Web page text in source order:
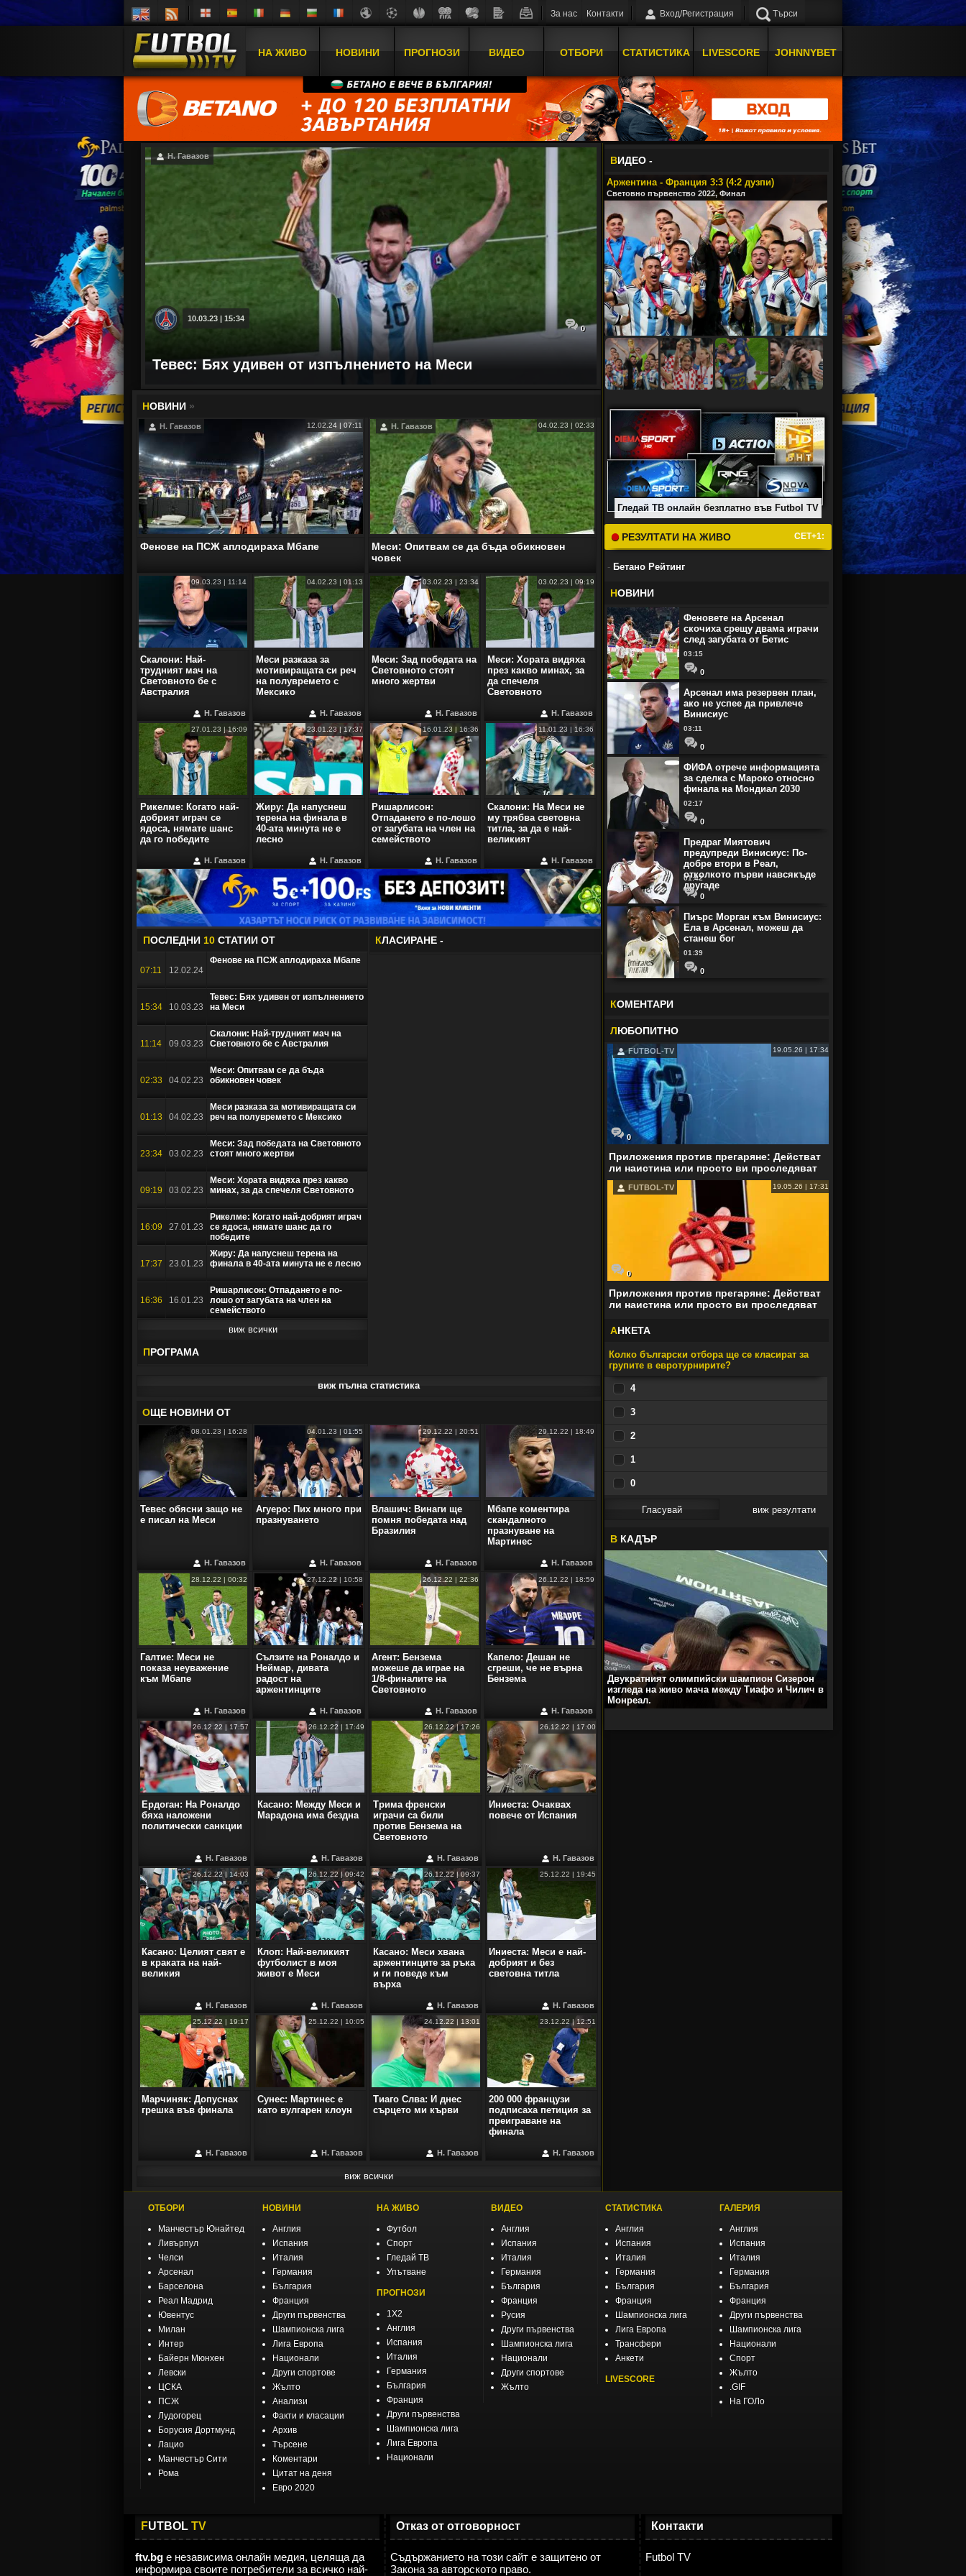
За нас Контакти Вход/Регистрация Търси
НА ЖИВО НОВИНИ ПРОГНОЗИ ВИДЕО ОТБОРИ СТАТИСТИКА LIVESCORE JOHNNYBET
Н. Гавазов
10.03.23 | 15:34
0
Тевес: Бях удивен от изпълнението на Меси
НОВИНИ »
Н. Гавазов 12.02.24 | 07:11
Фенове на ПСЖ аплодираха Мбапе
Н. Гавазов 04.02.23 | 02:33
Меси: Опитвам се да бъда обикновен
човек
Н. Гавазов
09.03.23 | 11:14
Скалони: Най-
трудният мач на
Световното бе с
Австралия
Н. Гавазов
04.02.23 | 01:13
Меси разказа за
мотивиращата си реч
на полувремето с
Мексико
Н. Гавазов
03.02.23 | 23:34
Меси: Зад победата на
Световното стоят
много жертви
Н. Гавазов
03.02.23 | 09:19
Меси: Хората видяха
през какво минах, за
да спечеля
Световното
Н. Гавазов
27.01.23 | 16:09
Рикелме: Когато най-
добрият играч се
ядоса, нямате шанс
да го победите
Н. Гавазов
23.01.23 | 17:37
Жиру: Да напуснеш
терена на финала в
40-ата минута не е
лесно
Н. Гавазов
16.01.23 | 16:36
Ришарлисон:
Отпадането е по-лошо
от загубата на член на
семейството
Н. Гавазов
11.01.23 | 16:36
Скалони: На Меси не
му трябва световна
титла, за да е най-
великият
ПОСЛЕДНИ 10 СТАТИИ OT
07:11 12.02.24
Фенове на ПСЖ аплодираха Мбапе
15:34 10.03.23
Тевес: Бях удивен от изпълнението
на Меси
11:14 09.03.23
Скалони: Най-трудният мач на
Световното бе с Австралия
02:33 04.02.23
Меси: Опитвам се да бъда
обикновен човек
01:13 04.02.23
Меси разказа за мотивиращата си
реч на полувремето с Мексико
23:34 03.02.23
Меси: Зад победата на Световното
стоят много жертви
09:19 03.02.23
Меси: Хората видяха през какво
минах, за да спечеля Световното
16:09 27.01.23
Рикелме: Когато най-добрият играч
се ядоса, нямате шанс да го
победите
17:37 23.01.23
Жиру: Да напуснеш терена на
финала в 40-ата минута не е лесно
16:36 16.01.23
Ришарлисон: Отпадането е по-
лошо от загубата на член на
семейството
виж всички
ПРОГРАМА
КЛАСИРАНЕ -
виж пълна статистика
OЩЕ НОВИНИ ОТ
Н. Гавазов
08.01.23 | 16:28
Тевес обясни защо не
е писал на Меси
Н. Гавазов
04.01.23 | 01:55
Агуеро: Пих много при
празнуването
Н. Гавазов
29.12.22 | 20:51
Влашич: Винаги ще
помня победата над
Бразилия
Н. Гавазов
29.12.22 | 18:49
Мбапе коментира
скандалното
празнуване на
Мартинес
Н. Гавазов
28.12.22 | 00:32
Галтие: Меси не
показа неуважение
към Мбапе
Н. Гавазов
27.12.22 | 10:58
Сълзите на Роналдо и
Неймар, дивата
радост на
аржентинците
Н. Гавазов
26.12.22 | 22:36
Агент: Бензема
можеше да играе на
1/8-финалите на
Световното
Н. Гавазов
26.12.22 | 18:59
Капело: Дешан не
сгреши, че не върна
Бензема
Н. Гавазов
26.12.22 | 17:57
Ердоган: На Роналдо
бяха наложени
политически санкции
Н. Гавазов
26.12.22 | 17:49
Касано: Между Меси и
Марадона има бездна
Н. Гавазов
26.12.22 | 17:26
Трима френски
играчи са били
против Бензема на
Световното
Н. Гавазов
26.12.22 | 17:00
Иниеста: Очаквах
повече от Испания
Н. Гавазов
26.12.22 | 14:03
Касано: Целият свят е
в краката на най-
великия
Н. Гавазов
26.12.22 | 09:42
Клоп: Най-великият
футболист в моя
живот е Меси
Н. Гавазов
26.12.22 | 09:37
Касано: Меси хвана
аржентинците за ръка
и ги поведе към
върха
Н. Гавазов
25.12.22 | 19:45
Иниеста: Меси е най-
добрият и без
световна титла
Н. Гавазов
25.12.22 | 19:17
Марчиняк: Допуснах
грешка във финала
Н. Гавазов
25.12.22 | 10:05
Сунес: Мартинес е
като вулгарен клоун
Н. Гавазов
24.12.22 | 13:01
Тиаго Слва: И днес
сърцето ми кърви
Н. Гавазов
23.12.22 | 12:51
200 000 французи
подписаха петиция за
преиграване на
финала
виж всички
ВИДЕО -
Аржентина - Франция 3:3 (4:2 дузпи)
Световно първенство 2022, Финал
Гледай ТВ онлайн безплатно във Futbol TV
РЕЗУЛТАТИ НА ЖИВО СЕТ+1:
- Бетано Рейтинг
НОВИНИ
Феновете на Арсенал
скочиха срещу двама играчи
след загубата от Бетис
03:15
0
Арсенал има резервен план,
ако не успее да привлече
Винисиус
03:11
0
ФИФА отрече информацията
за сделка с Мароко относно
финала на Мондиал 2030
02:17
0
Предраг Миятович
предупреди Винисиус: По-
добре втори в Реал,
отколкото първи навсякъде
другаде
01:42
0
Пиърс Морган към Винисиус:
Ела в Арсенал, можеш да
станеш бог
01:39
0
КОМЕНТАРИ
ЛЮБОПИТНО
FUTBOL-TV 19.05.26 | 17:34
0
Приложения против прегаряне: Действат
ли наистина или просто ви проследяват
FUTBOL-TV 19.05.26 | 17:31
0
Приложения против прегаряне: Действат
ли наистина или просто ви проследяват
АНКЕТА
Колко български отбора ще се класират за
групите в евротурнирите?
4
3
2
1
0
виж резултати
В КАДЪР
Двукратният олимпийски шампион Сизерон
изгледа на живо мача между Тиафо и Чилич в
Монреал.
ОТБОРИ
Манчестър Юнайтед
Ливърпул
Челси
Арсенал
Барселона
Реал Мадрид
Ювентус
Милан
Интер
Байерн Мюнхен
Левски
ЦСКА
ПСЖ
Лудогорец
Борусия Дортмунд
Лацио
Манчестър Сити
Рома
НОВИНИ
Англия
Испания
Италия
Германия
България
Франция
Други първенства
Шампионска лига
Лига Европа
Национали
Други спортове
Жълто
Анализи
Факти и класации
Архив
Търсене
Коментари
Цитат на деня
Евро 2020
НА ЖИВО
Футбол
Спорт
Гледай ТВ
Упътване
ПРОГНОЗИ
1X2
Англия
Испания
Италия
Германия
България
Франция
Други първенства
Шампионска лига
Лига Европа
Национали
ВИДЕО
Англия
Испания
Италия
Германия
България
Франция
Русия
Други първенства
Шампионска лига
Национали
Други спортове
Жълто
СТАТИСТИКА
Англия
Испания
Италия
Германия
България
Франция
Шампионска лига
Лига Европа
Трансфери
Анкети
LIVESCORE
ГАЛЕРИЯ
Англия
Испания
Италия
Германия
България
Франция
Други първенства
Шампионска лига
Национали
Спорт
Жълто
.GIF
На ГОЛо
FUTBOL TV
ftv.bg е независима онлайн медия, целяща да
информира своите потребители за всичко най-
Отказ от отговорност
Съдържанието на този сайт е защитено от
Закона за авторското право.
Контакти
Futbol TV